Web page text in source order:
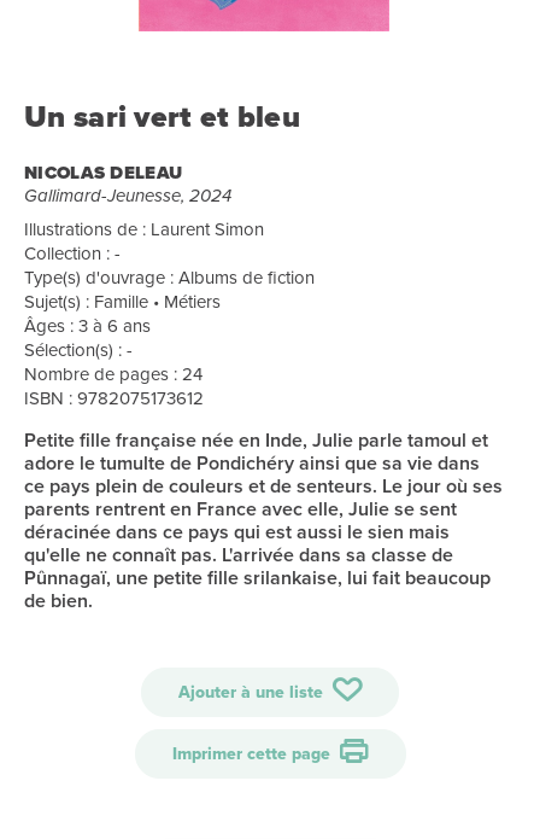
Un sari vert et bleu
NICOLAS DELEAU
Gallimard-Jeunesse, 2024
Illustrations de : Laurent Simon
Collection : -
Type(s) d'ouvrage : Albums de fiction
Sujet(s) : Famille • Métiers
Âges : 3 à 6 ans
Sélection(s) : -
Nombre de pages : 24
ISBN : 9782075173612
Petite fille française née en Inde, Julie parle tamoul et
adore le tumulte de Pondichéry ainsi que sa vie dans
ce pays plein de couleurs et de senteurs. Le jour où ses
parents rentrent en France avec elle, Julie se sent
déracinée dans ce pays qui est aussi le sien mais
qu'elle ne connaît pas. L'arrivée dans sa classe de
Pûnnagaï, une petite fille srilankaise, lui fait beaucoup
de bien.
Ajouter à une liste
Imprimer cette page